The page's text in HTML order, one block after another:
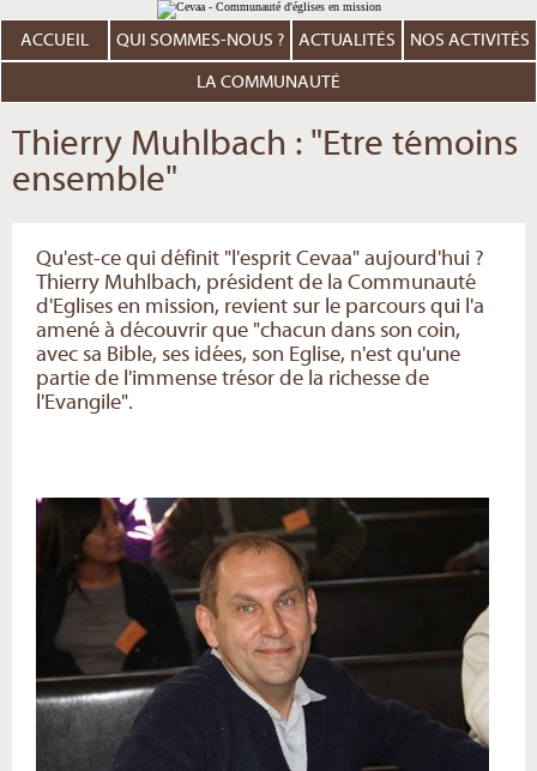
au
contenu.
Aller
personnels
ACCUEIL QUI SOMMES-NOUS ? ACTUALITÉS NOS ACTIVITÉS
LA COMMUNAUTÉ
Thierry Muhlbach : "Etre témoins
ensemble"
Qu'est-ce qui définit "l'esprit Cevaa" aujourd'hui ?
Thierry Muhlbach, président de la Communauté
d'Eglises en mission, revient sur le parcours qui l'a
amené à découvrir que "chacun dans son coin,
avec sa Bible, ses idées, son Eglise, n'est qu'une
partie de l'immense trésor de la richesse de
l'Evangile".